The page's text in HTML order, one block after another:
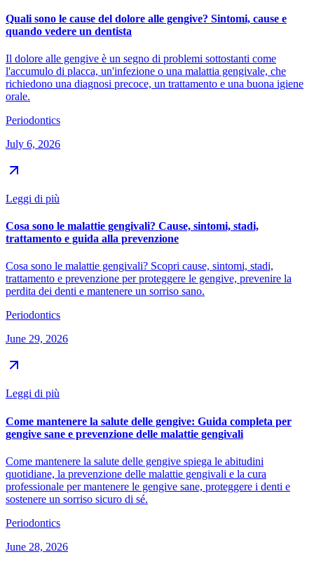
Quali sono le cause del dolore alle gengive? Sintomi, cause e
quando vedere un dentista
Il dolore alle gengive è un segno di problemi sottostanti come
l'accumulo di placca, un'infezione o una malattia gengivale, che
richiedono una diagnosi precoce, un trattamento e una buona igiene
orale.
Periodontics
July 6, 2026
Leggi di più
Cosa sono le malattie gengivali? Cause, sintomi, stadi,
trattamento e guida alla prevenzione
Cosa sono le malattie gengivali? Scopri cause, sintomi, stadi,
trattamento e prevenzione per proteggere le gengive, prevenire la
perdita dei denti e mantenere un sorriso sano.
Periodontics
June 29, 2026
Leggi di più
Come mantenere la salute delle gengive: Guida completa per
gengive sane e prevenzione delle malattie gengivali
Come mantenere la salute delle gengive spiega le abitudini
quotidiane, la prevenzione delle malattie gengivali e la cura
professionale per mantenere le gengive sane, proteggere i denti e
sostenere un sorriso sicuro di sé.
Periodontics
June 28, 2026